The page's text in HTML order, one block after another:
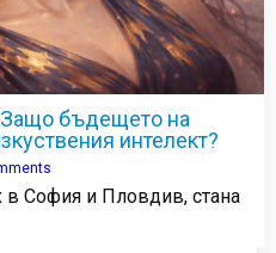
Защо бъдещето на
интелект?
в София и Пловдив, стана